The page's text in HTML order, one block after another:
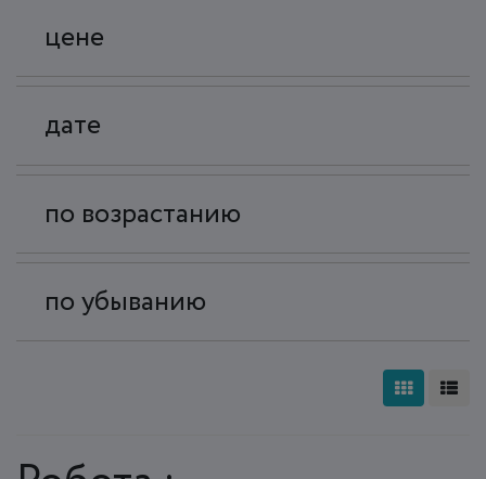
цене
дате
по возрастанию
по убыванию